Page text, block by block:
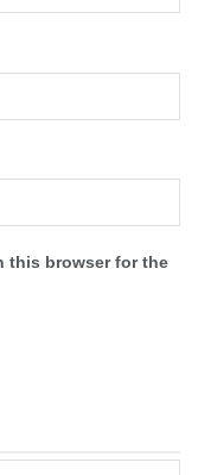
this browser for the